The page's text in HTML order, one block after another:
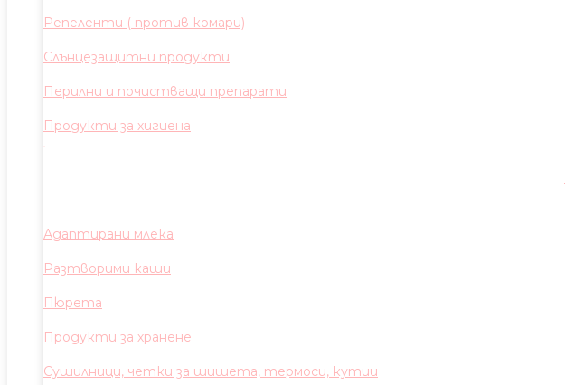
Репеленти ( против комари)
Слънцезащитни продукти
Перилни и почистващи препарати
Продукти за хигиена
Адаптирани млека
Разтворими каши
Пюрета
Продукти за хранене
Сушилници, четки за шишета, термоси, кутии